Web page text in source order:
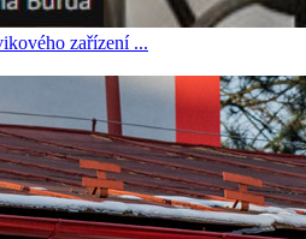
zařízení ...